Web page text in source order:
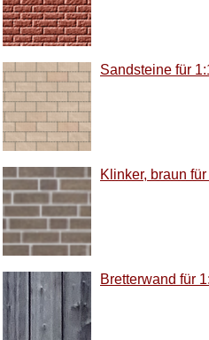
Sandsteine für
Klinker, braun
Bretterwand für